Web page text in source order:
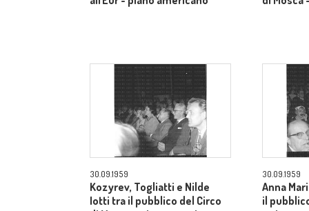
30.09.1959
Kozyrev, Togliatti e Nilde
Iotti tra il pubblico del Circo
30.09.1959
Anna
il